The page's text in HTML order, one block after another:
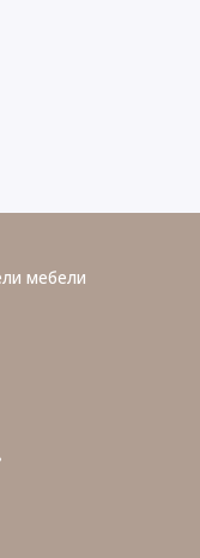
мебели